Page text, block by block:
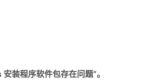
装程序软件包存在问题”。